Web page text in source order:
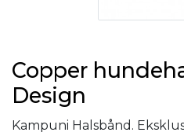
Copper
Design
Kampuni Halsbånd.